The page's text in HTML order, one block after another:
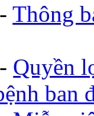
-Thông
- Quyền
ban